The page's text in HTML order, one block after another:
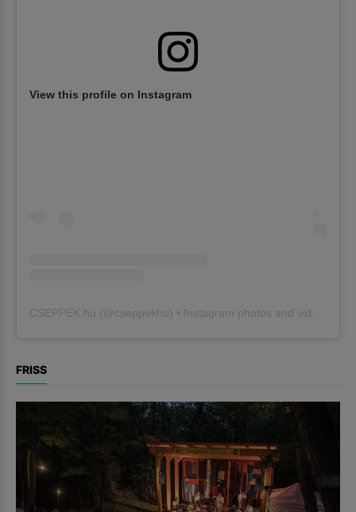
View this profile on Instagram
CSEPPEK.hu (@cseppekhu ) • Instagram photos and videos
FRISS